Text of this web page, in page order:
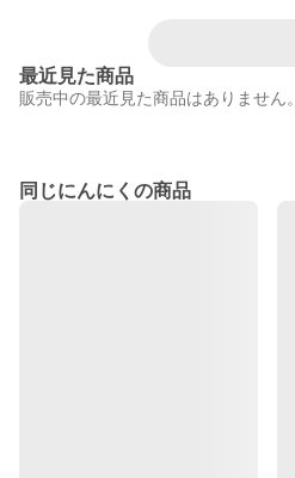
最近見た商品
販売中の最近見た商品はありません。
同じにんにくの商品